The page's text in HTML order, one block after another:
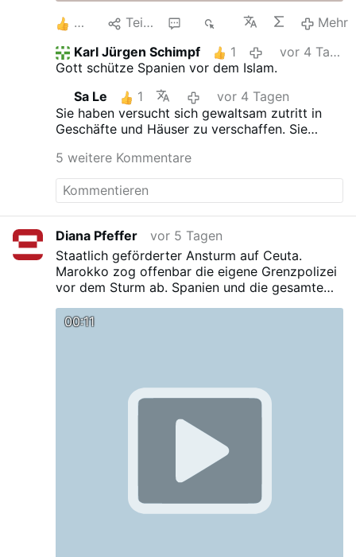
Teilen
Mehr
Karl Jürgen Schimpf
1
vor 4 Tagen
Gott schütze Spanien vor dem Islam.
Sa Le
1
vor 4 Tagen
Sie haben versucht sich gewaltsam zutritt in
Geschäfte und Häuser zu verschaffen. Sie
erzählen sie doch die Wahrheit!!!
googeln macht Schlau
5 weitere Kommentare
Diana Pfeffer
vor 5 Tagen
Staatlich geförderter Ansturm auf Ceuta.
Marokko zog offenbar die eigene Grenzpolizei
vor dem Sturm ab. Spanien und die gesamte
Entwicklungshilfe und Tourismus für ein Jahr
00:11